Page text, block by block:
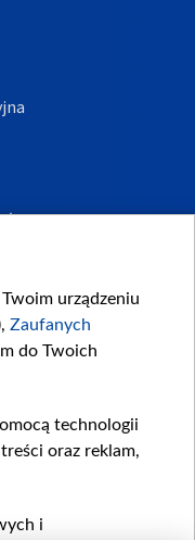
urządzeniu
Zaufanych
do Twoich
technologii
oraz reklam,
i